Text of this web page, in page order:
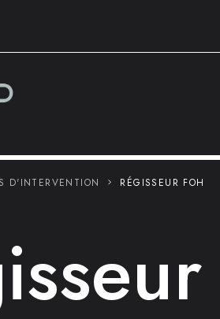
D'INTERVENTION RÉGISSEUR FOH